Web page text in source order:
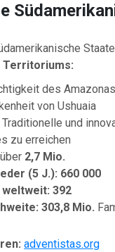
Territoriums:
des Amazonas
von Ushuaia
Traditionelle und
zu erreichen
über 2,7 Mio.
(5 J.): 660 000
392
303,8 Mio.
adventistas.org